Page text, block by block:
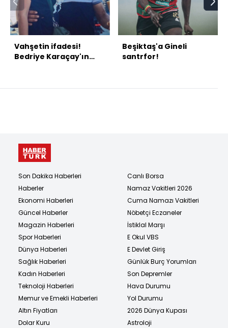
Vahşetin ifadesi!
Bedriye Karaçay'ın
Beşiktaş'a Gineli
santrfor!
Son Dakika Haberleri
Haberler
Ekonomi Haberleri
Güncel Haberler
Magazin Haberleri
Spor Haberleri
Dünya Haberleri
Sağlık Haberleri
Kadın Haberleri
Teknoloji Haberleri
Memur ve Emekli Haberleri
Altın Fiyatları
Dolar Kuru
Canlı Borsa
Namaz Vakitleri 2026
Cuma Namazı Vakitleri
Nöbetçi Eczaneler
İstiklal Marşı
E Okul VBS
E Devlet Giriş
Günlük Burç Yorumları
Son Depremler
Hava Durumu
Yol Durumu
2026 Dünya Kupası
Astroloji